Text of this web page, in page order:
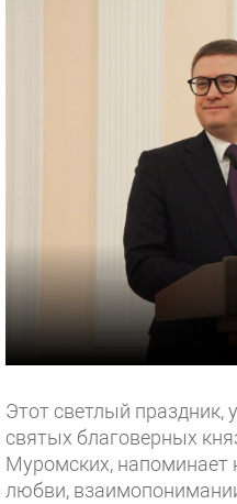
Этот светлый праздник,
святых благоверных
Муромских, напоминает
любви,